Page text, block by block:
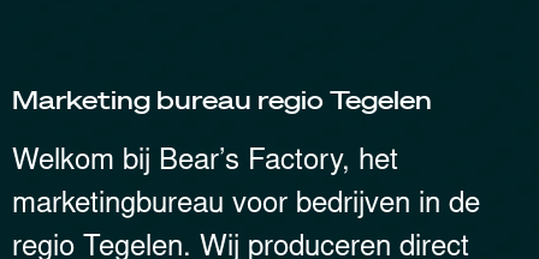
Marketing bureau regio Tegelen
Welkom bij Bear’s Factory, het
marketingbureau voor bedrijven in de
regio Tegelen. Wij produceren direct